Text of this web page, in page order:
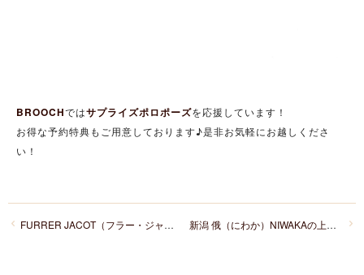
BROOCHではサプライズポロポーズを応援しています！
お得な予約特典もご用意しております♪是非お気軽にお越しくださ
い！
新潟 俄（にわか）NIWAKAの上弦の月
FURRER JACOT（フラー・ジャコー） -Happy Marriage Photo Campaign